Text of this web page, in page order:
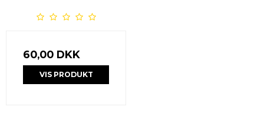
60,00 DKK
VIS PRODUKT